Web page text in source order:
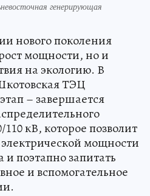
генерирующая
нового поколения
мощности, но и
на экологию. В
ТЭЦ
– завершается
кВ, которое позволит
мощности
и поэтапно запитать
и вспомогательное